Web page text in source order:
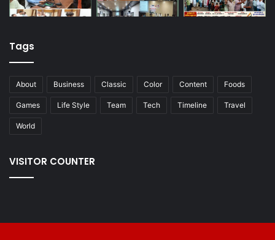
Tags
About Business Classic Color Content Foods
Games Life Style Team Tech Timeline Travel
World
VISITOR COUNTER